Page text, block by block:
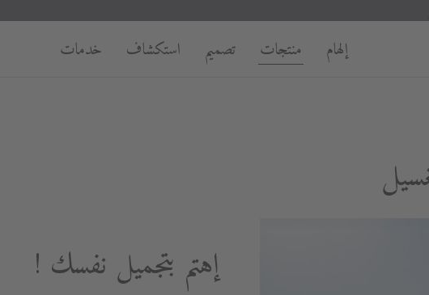
إلهام منتجات تصميم استكشاف خدمات
إهتم بتجميل نفسك !